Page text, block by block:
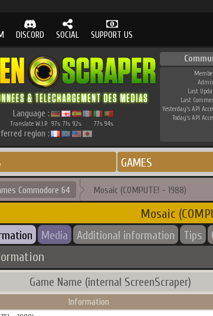
DISCORD SOCIAL SUPPORT US
Language :
Translate W.I.P. 97% 71% 92% 77% 94%
region :
Last
Last
Yesterday's API
Today's API
GAMES
Commodore 64 Mosaic (COMPUTE! - 1988)
Mosaic
Media Additional information Tips
Game Name (internal ScreenScraper)
Information